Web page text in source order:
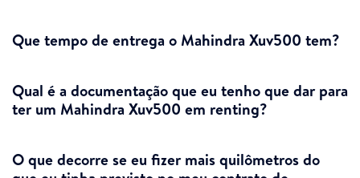
Que tempo de entrega o Mahindra Xuv500 tem?
Qual é a documentação que eu tenho que dar para
ter um Mahindra Xuv500 em renting?
O que decorre se eu fizer mais quilômetros do